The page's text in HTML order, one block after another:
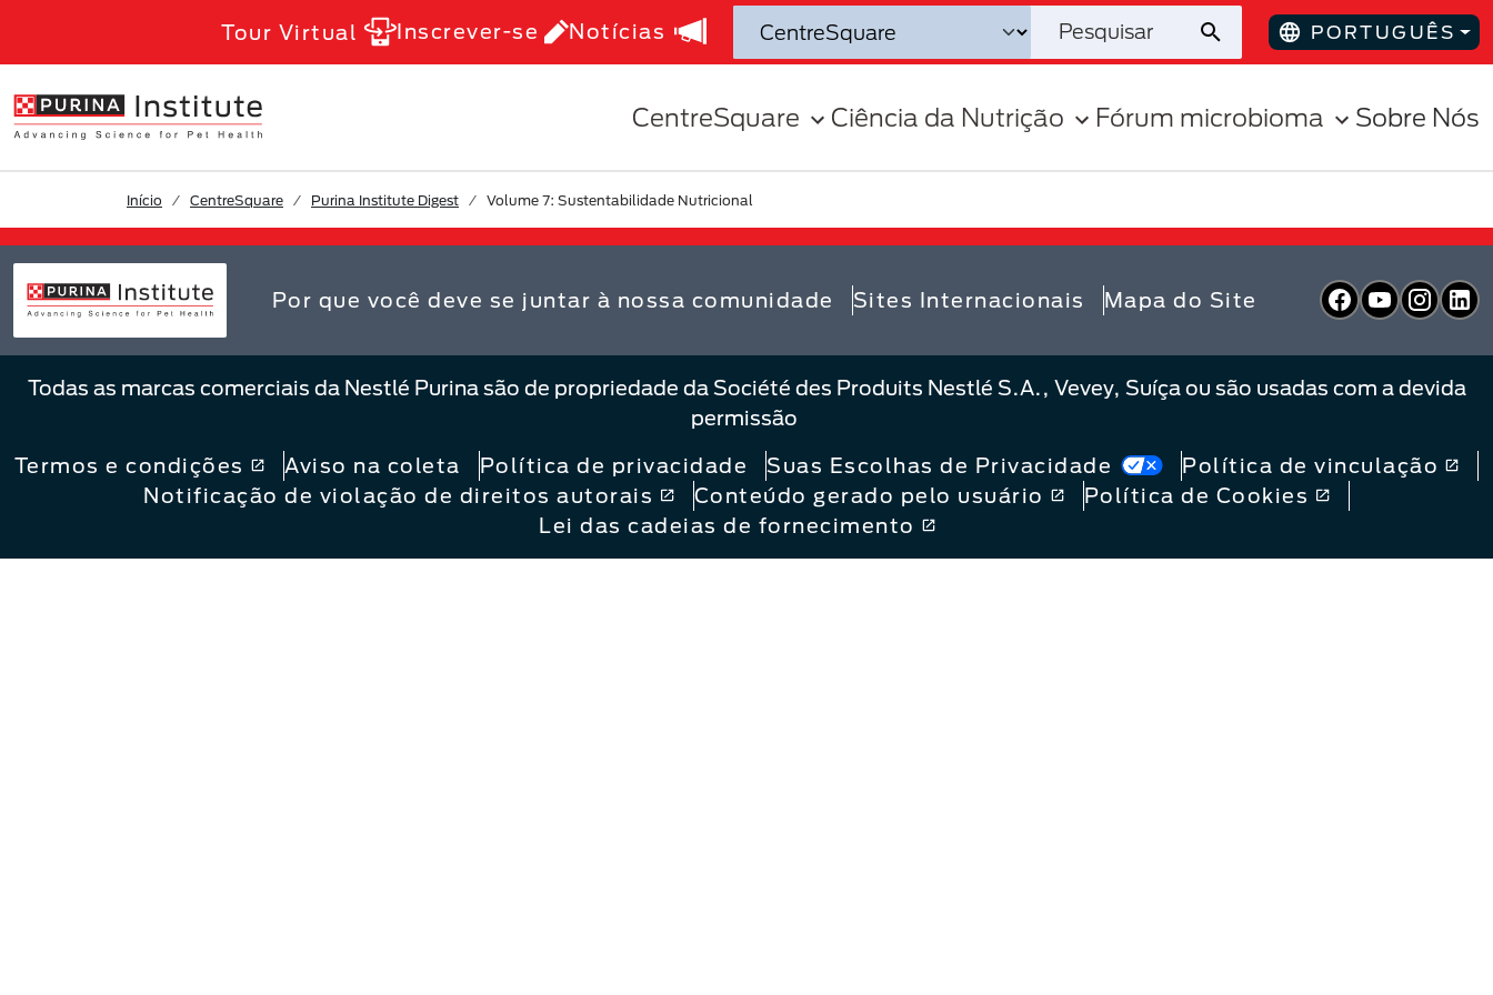
Tour Virtual Inscrever-se Notícias PORTUGUÊS
CentreSquare Ciência da Nutrição Fórum microbioma Sobre Nós
Início CentreSquare Purina Institute Digest Volume 7: Sustentabilidade Nutricional
Por que você deve se juntar à nossa comunidade Sites Internacionais Mapa do Site Facebook
YouTube
Todas as marcas comerciais da Nestlé Purina são de propriedade da Société des Produits Nestlé S.A., Vevey, Suíça ou são usadas com a devida
permissão
Termos e condições
Aviso na coleta Política de privacidade Suas Escolhas de Privacidade
Política de vinculação
Notificação de violação de direitos autorais
Conteúdo gerado pelo usuário
Política de Cookies
Lei das cadeias de fornecimento